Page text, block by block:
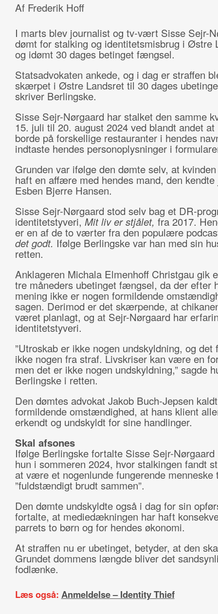
Af Frederik Hoff
I marts blev journalist og tv-vært Sisse Sejr-
dømt for stalking og identitetsmisbrug i Østre
og idømt 30 dages betinget fængsel.
Statsadvokaten ankede, og i dag er straffen
skærpet i Østre Landsret til 30 dages
skriver Berlingske.
Sisse Sejr-Nørgaard har stalket den samme
15. juli til 20. august 2024 ved blandt andet at
borde på forskellige restauranter i hendes
indtaste hendes personoplysninger i
Grunden var ifølge den dømte selv, at
haft en affære med hendes mand, den kendte
Esben Bjerre Hansen.
Sisse Sejr-Nørgaard stod selv bag et DR-
identitetstyveri,Mit liv er stjålet, fra 2017.
er en af de to værter fra den populære
det godt. Ifølge Berlingske var han med sin
retten.
Anklageren Michala Elmenhoff Christgau gik
tre måneders ubetinget fængsel, da der efter
mening ikke er nogen formildende
sagen. Derimod er det skærpende, at
været planlagt, og at Sejr-Nørgaard har
identitetstyveri.
”Utroskab er ikke nogen undskyldning, og det
ikke nogen fra straf. Livskriser kan være en
men det er ikke nogen undskyldning,” sagde
Berlingske i retten.
Den dømtes advokat Jakob Buch-Jepsen
formildende omstændighed, at hans klient
erkendt og undskyldt for sine handlinger.
Skal afsones
Ifølge Berlingske fortalte Sisse Sejr-
hun i sommeren 2024, hvor stalkingen fandt
at være et nogenlunde fungerende
”fuldstændigt brudt sammen”.
Den dømte undskyldte også i dag for sin
fortalte, at mediedækningen har haft
parrets to børn og for hendes økonomi.
At straffen nu er ubetinget, betyder, at den
Grundet dommens længde bliver det
fodlænke.
Læs også: Anmeldelse – Identity Thief